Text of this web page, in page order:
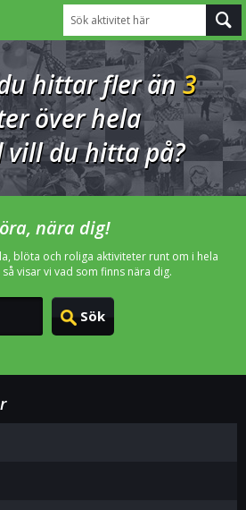
Sök aktivitet här
hittar fler än3
över hela
vill du hitta på?
nära dig!
blöta och roliga aktiviteter runt om i hela
visar vi vad som finns nära dig.